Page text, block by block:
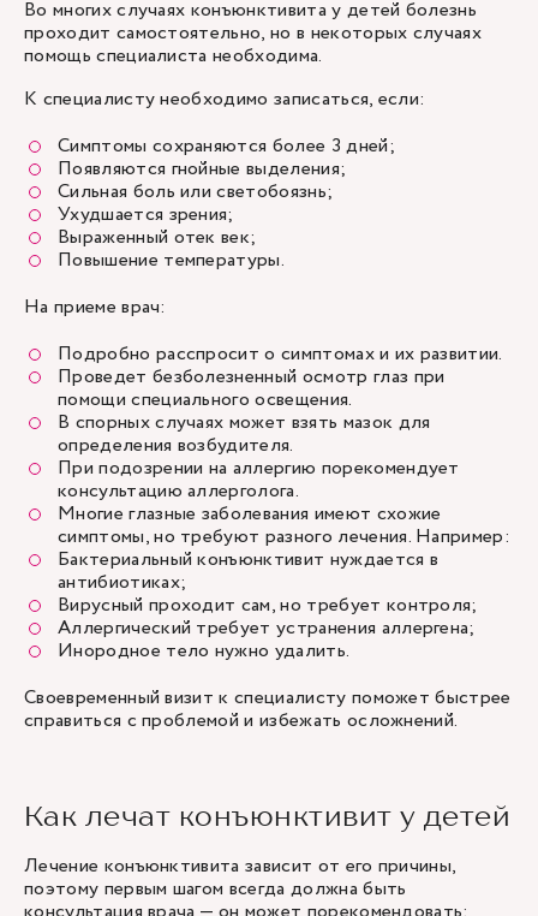
Во многих случаях конъюнктивита у детей болезнь
проходит самостоятельно, но в некоторых случаях
помощь специалиста необходима.
К специалисту необходимо записаться, если:
Симптомы сохраняются более 3 дней;
Появляются гнойные выделения;
Сильная боль или светобоязнь;
Ухудшается зрения;
Выраженный отек век;
Повышение температуры.
На приеме врач:
Подробно расспросит о симптомах и их развитии.
Проведет безболезненный осмотр глаз при
помощи специального освещения.
В спорных случаях может взять мазок для
определения возбудителя.
При подозрении на аллергию порекомендует
консультацию аллерголога.
Многие глазные заболевания имеют схожие
симптомы, но требуют разного лечения. Например:
Бактериальный конъюнктивит нуждается в
антибиотиках;
Вирусный проходит сам, но требует контроля;
Аллергический требует устранения аллергена;
Инородное тело нужно удалить.
Своевременный визит к специалисту поможет быстрее
справиться с проблемой и избежать осложнений.
Как лечат конъюнктивит у детей
Лечение конъюнктивита зависит от его причины,
поэтому первым шагом всегда должна быть